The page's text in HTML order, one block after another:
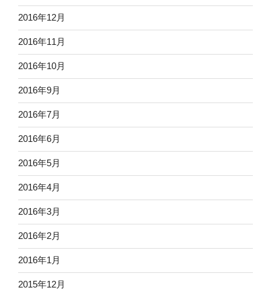
2016年12月
2016年11月
2016年10月
2016年9月
2016年7月
2016年6月
2016年5月
2016年4月
2016年3月
2016年2月
2016年1月
2015年12月